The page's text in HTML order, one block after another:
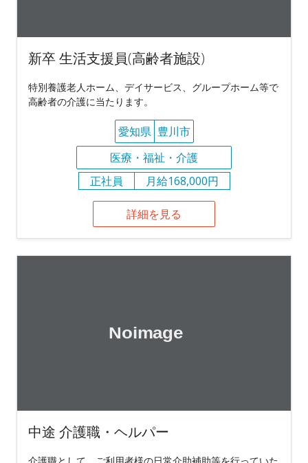
新卒 生活支援員(高齢者施設)
特別養護老人ホーム、デイサービス、グループホーム等で
高齢者の介護に当たります。
愛知県 豊川市
医療・福祉・介護
正社員
月給168,000円
詳細を見る
中途 介護職・ヘルパー